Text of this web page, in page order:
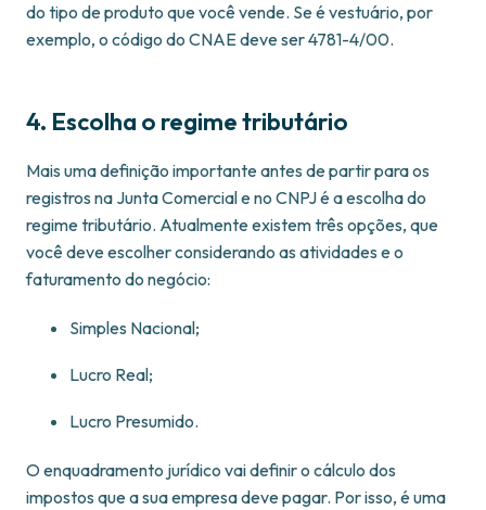
do tipo de produto que você vende. Se é vestuário, por
exemplo, o código do CNAE deve ser 4781-4/00.
4. Escolha o regime tributário
Mais uma definição importante antes de partir para os
registros na Junta Comercial e no CNPJ é a escolha do
regime tributário. Atualmente existem três opções, que
você deve escolher considerando as atividades e o
faturamento do negócio:
Simples Nacional;
Lucro Real;
Lucro Presumido.
O enquadramento jurídico vai definir o cálculo dos
impostos que a sua empresa deve pagar. Por isso, é uma